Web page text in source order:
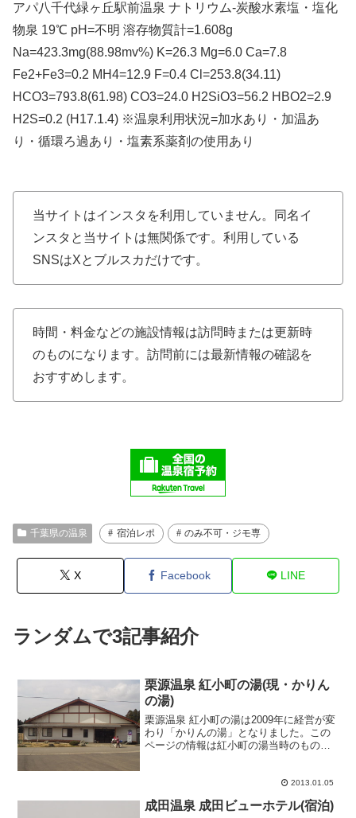
アパ八千代緑ヶ丘駅前温泉 ナトリウム-炭酸水素塩・塩化
物泉 19℃ pH=不明 溶存物質計=1.608g
Na=423.3mg(88.98mv%) K=26.3 Mg=6.0 Ca=7.8
Fe2+Fe3=0.2 MH4=12.9 F=0.4 Cl=253.8(34.11)
HCO3=793.8(61.98) CO3=24.0 H2SiO3=56.2 HBO2=2.9
H2S=0.2 (H17.1.4) ※温泉利用状況=加水あり・加温あ
り・循環ろ過あり・塩素系薬剤の使用あり
当サイトはインスタを利用していません。同名イ
ンスタと当サイトは無関係です。利用している
SNSはXとブルスカだけです。
時間・料金などの施設情報は訪問時または更新時
のものになります。訪問前には最新情報の確認を
おすすめします。
千葉県の温泉 宿泊レポ のみ不可・ジモ専
X Facebook LINE
ランダムで3記事紹介
栗源温泉 紅小町の湯(現・かりん
の湯)
栗源温泉 紅小町の湯は2009年に経営が変
わり「かりんの湯」となりました。この
ページの情報は紅小町の湯当時のもので
に行きました。まだオープンしてから新
しめな日帰り温泉...
2013.01.05
成田温泉 成田ビューホテル(宿泊)